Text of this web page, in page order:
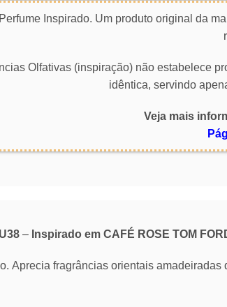
Inspirado. Um produto original da
Olfativas (inspiração) não estabelece
idêntica, servindo
Veja mais
– Inspirado em CAFÉ ROSE TOM
Aprecia fragrâncias orientais amadeiradas